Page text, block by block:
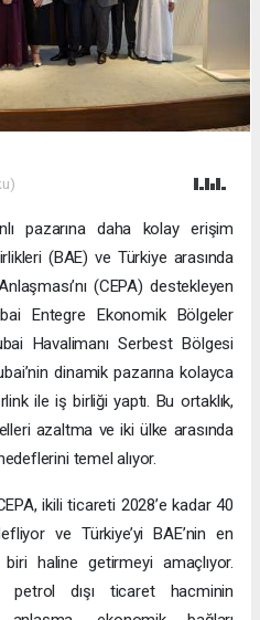
pazarına daha kolay erişim
(BAE) ve Türkiye arasında
(CEPA) destekleyen
Entegre Ekonomik Bölgeler
Havalimanı Serbest Bölgesi
dinamik pazarına kolayca
ile iş birliği yaptı. Bu ortaklık,
azaltma ve iki ülke arasında
temel alıyor.
ikili ticareti 2028’e kadar 40
ve Türkiye’yi BAE’nin en
haline getirmeyi amaçlıyor.
petrol dışı ticaret hacminin